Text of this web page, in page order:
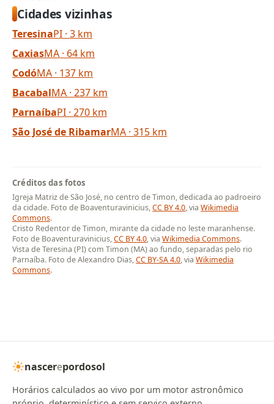
Cidades vizinhas
TeresinaPI · 3 km
CaxiasMA · 64 km
CodóMA · 137 km
BacabalMA · 237 km
ParnaíbaPI · 270 km
São José de RibamarMA · 315 km
Créditos das fotos
Igreja Matriz de São José, no centro de Timon, dedicada ao padroeiro
da cidade. Foto de Boaventuravinicius,CC BY 4.0, viaWikimedia
Commons.
Cristo Redentor de Timon, mirante da cidade no leste maranhense.
Foto de Boaventuravinicius,CC BY 4.0, viaWikimedia Commons.
Vista de Teresina (PI) com Timon (MA) ao fundo, separadas pelo rio
Parnaíba. Foto de Alexandro Dias,CC BY-SA 4.0, viaWikimedia
Commons.
nascerepordosol
Horários calculados ao vivo por um motor astronômico